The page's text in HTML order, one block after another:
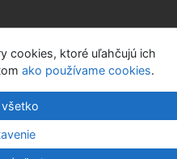
Nastavenie cookies
Cosmotron Slovakia, s.r.o.
cookies, ktoré uľahčujú ich
ako používame cookies.
všetko